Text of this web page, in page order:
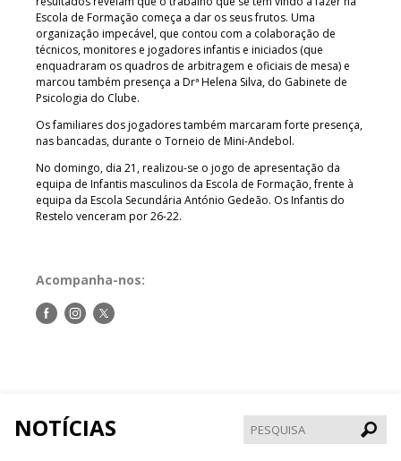
Escola de Formação começa a dar os seus frutos. Uma
organização impecável, que contou com a colaboração de
técnicos, monitores e jogadores infantis e iniciados (que
enquadraram os quadros de arbitragem e oficiais de mesa) e
marcou também presença a Drª Helena Silva, do Gabinete de
Psicologia do Clube.
Os familiares dos jogadores também marcaram forte presença,
nas bancadas, durante o Torneio de Mini-Andebol.
No domingo, dia 21, realizou-se o jogo de apresentação da
equipa de Infantis masculinos da Escola de Formação, frente à
equipa da Escola Secundária António Gedeão. Os Infantis do
Restelo venceram por 26-22.
Acompanha-nos:
Siga-Siga-Siga-
NOTÍCIAS